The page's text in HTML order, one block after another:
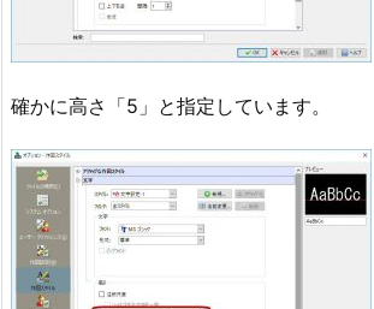
確かに高さ「5」と指定しています。